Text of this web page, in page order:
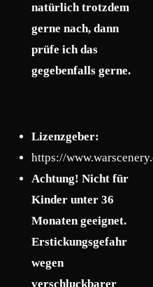
natürlich trotzdem
gerne nach, dann
prüfe ich das
gegebenfalls gerne.
Lizenzgeber:
https://
Achtung! Nicht für
Kinder unter 36
Monaten geeignet.
Erstickungsgefahr
wegen
verschluckbarer